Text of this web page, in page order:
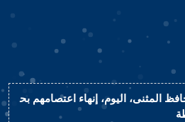
المثنى، اليوم، إنهاء اعتصامهم بح